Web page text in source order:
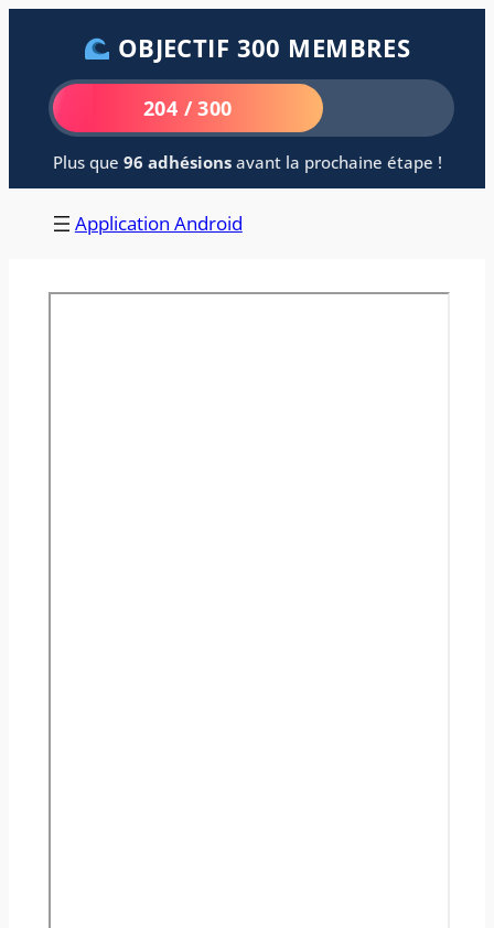
contenu
OBJECTIF 300 MEMBRES
204 / 300
Plus que 96 adhésionsavant la prochaine étape !
Application Android